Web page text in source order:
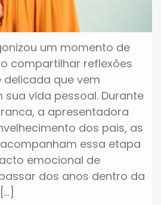
um momento de
compartilhar reflexões
que vem
vida pessoal. Durante
a apresentadora
dos pais, as
essa etapa
emocional de
dos anos dentro da